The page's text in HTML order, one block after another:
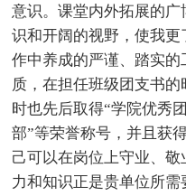
意识。课堂内外拓展的
识和开阔的视野，使我
作中养成的严谨、踏实
质，在担任班级团支书
时也先后取得“学院优秀
部”等荣誉称号，并且获
己可以在岗位上守业、
力和知识正是贵单位所